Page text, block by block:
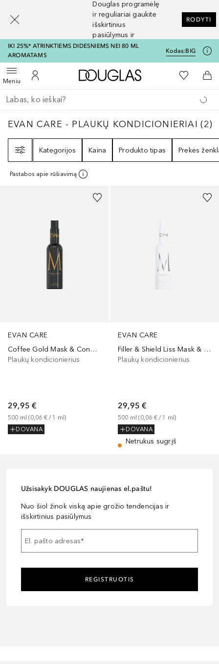
Douglas programėlę
ir reguliariai gaukite
išskirtinius
pasiūlymus ir
nuolaidas
RODYTI
IKI 25%* ATRINKTIEMS DIDESNIEMS NEI 80 ML
AROMATAMS
Kodas:BIG
MeniuAtidaryti meniuĮ mano paskyrą
Į Douglas pagrindinį
Į mano
Į
Grįžk atgal
Vykdykite paiešką
EVAN CARE - PLAUKŲ KONDICIONIERIAI2
EVAN CARE - PLAUKŲ KONDICIONIERIAI (2)
Kategorijos
Kaina Produkto tipas Prekės
Pastabos apie rūšiavimą
EVAN CARE
Coffee Gold Mask & Conditioner
Plaukų kondicionierius
29,95 €
500 ml (0,06 € / 1 ml)
DOVANA
EVAN CARE
Filler & Shield Liss Mask & Conditioner
Plaukų kondicionierius
29,95 €
500 ml (0,06 € / 1 ml)
DOVANA
Netrukus sugrįš
Užsisakyk DOUGLAS naujienas el.paštu!
Nuo šiol žinok viską apie grožio tendencijas ir
išskirtinius pasiūlymus
El. pašto adresas*
REGISTRUOTIS
[navigation.slideout.screenreader]